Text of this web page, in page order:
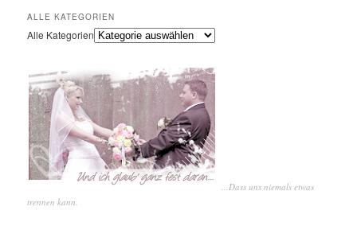
ALLE KATEGORIEN
Alle Kategorien
...Dass uns niemals etwas
trennen kann.